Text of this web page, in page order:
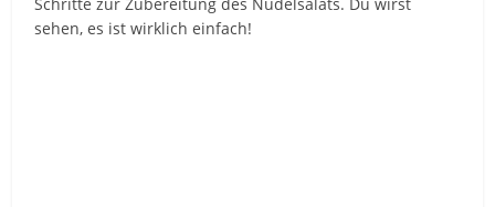
sehen, es ist wirklich einfach!